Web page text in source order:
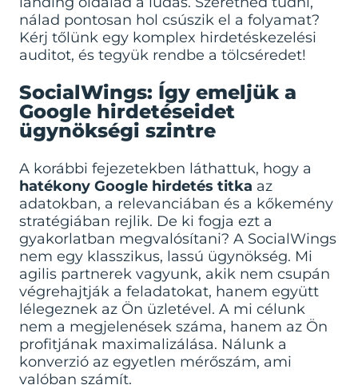
nálad pontosan hol csúszik el a folyamat?
Kérj tőlünk egy komplex hirdetéskezelési
auditot, és tegyük rendbe a tölcséredet!
SocialWings: Így emeljük a
Google hirdetéseidet
ügynökségi szintre
A korábbi fejezetekben láthattuk, hogy a
hatékony Google hirdetés titka az
adatokban, a relevanciában és a kőkemény
stratégiában rejlik. De ki fogja ezt a
gyakorlatban megvalósítani? A SocialWings
nem egy klasszikus, lassú ügynökség. Mi
agilis partnerek vagyunk, akik nem csupán
végrehajtják a feladatokat, hanem együtt
lélegeznek az Ön üzletével. A mi célunk
nem a megjelenések száma, hanem az Ön
profitjának maximalizálása. Nálunk a
konverzió az egyetlen mérőszám, ami
valóban számít.